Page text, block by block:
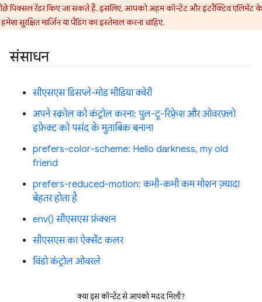
पिक्सल रेंडर किए जा सकते हैं. इसलिए, आपको अहम कॉन्टेंट और इंटरैक्टिव एलिमेंट
सुरक्षित मार्जिन या पैडिंग का इस्तेमाल करना चाहिए.
संसाधन
सीएसएस डिसप्ले-मोड मीडिया क्वेरी
अपने स्क्रोल को कंट्रोल करना: पुल-टू-रिफ़्रेश और ओवरफ़्लो
इफ़ेक्ट को पसंद के मुताबिक बनाना
prefers-color-scheme: Hello darkness, my old
friend
prefers-reduced-motion: कभी-कभी कम मोशन ज़्यादा
बेहतर होता है
env() सीएसएस फ़ंक्शन
सीएसएस का ऐक्सेंट कलर
विंडो कंट्रोल ओवरले
क्या इस कॉन्टेंट से आपको मदद मिली?